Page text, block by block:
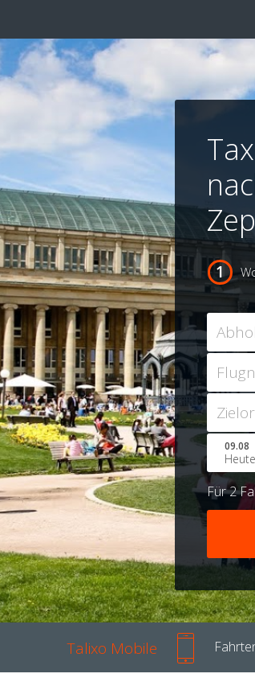
09.08
Heute
Für2
Talixo Mobile